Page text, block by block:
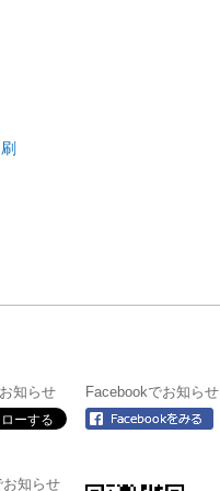
知らせ Facebookでお知らせ
お知らせ